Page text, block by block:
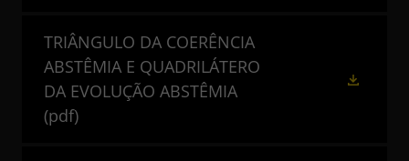
TRIÂNGULO DA COERÊNCIA
ABSTÊMIA E QUADRILÁTERO
DA EVOLUÇÃO ABSTÊMIA
(pdf)